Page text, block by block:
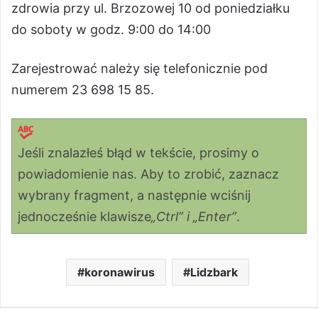
zdrowia przy ul. Brzozowej 10 od poniedziałku
do soboty w godz. 9:00 do 14:00
Zarejestrować należy się telefonicznie pod
numerem 23 698 15 85.
Jeśli znalazłeś błąd w tekście, prosimy o
powiadomienie nas. Aby to zrobić, zaznacz
wybrany fragment, a następnie wciśnij
jednocześnie klawisze„Ctrl” i „Enter”.
koronawirus Lidzbark